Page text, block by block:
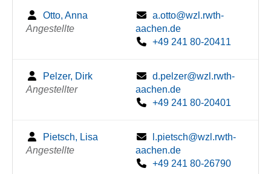
Otto, Anna
Angestellte
a.otto@wzl.rwth-
aachen.de
+49 241 80-20411
Pelzer, Dirk
Angestellter
d.pelzer@wzl.rwth-
aachen.de
+49 241 80-20401
Pietsch, Lisa
Angestellte
l.pietsch@wzl.rwth-
aachen.de
+49 241 80-26790